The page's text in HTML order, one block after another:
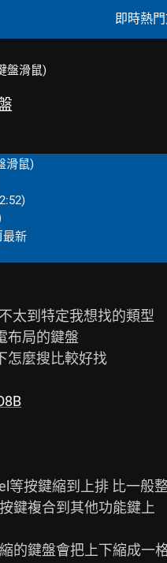
即時熱
盤滑鼠)
滑鼠)
最新
太到特定我想找的類型
布局的鍵盤
怎麼搜比較好找
等按鍵縮到上排 比一般
鍵複合到其他功能鍵上
的鍵盤會把上下縮成一